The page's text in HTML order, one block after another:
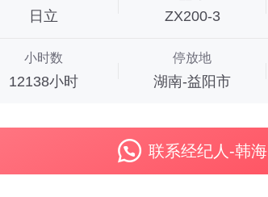
日立 ZX200-3
小时数
12138小时
停放地
湖南-益阳市
联系经纪人-韩海